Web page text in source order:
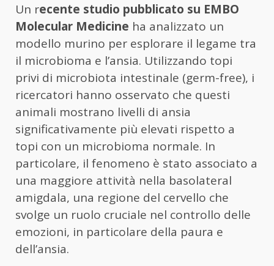
Un recente studio pubblicato su EMBO
Molecular Medicine ha analizzato un
modello murino per esplorare il legame tra
il microbioma e l’ansia. Utilizzando topi
privi di microbiota intestinale (germ-free), i
ricercatori hanno osservato che questi
animali mostrano livelli di ansia
significativamente più elevati rispetto a
topi con un microbioma normale. In
particolare, il fenomeno è stato associato a
una maggiore attività nella basolateral
amigdala, una regione del cervello che
svolge un ruolo cruciale nel controllo delle
emozioni, in particolare della paura e
dell’ansia.